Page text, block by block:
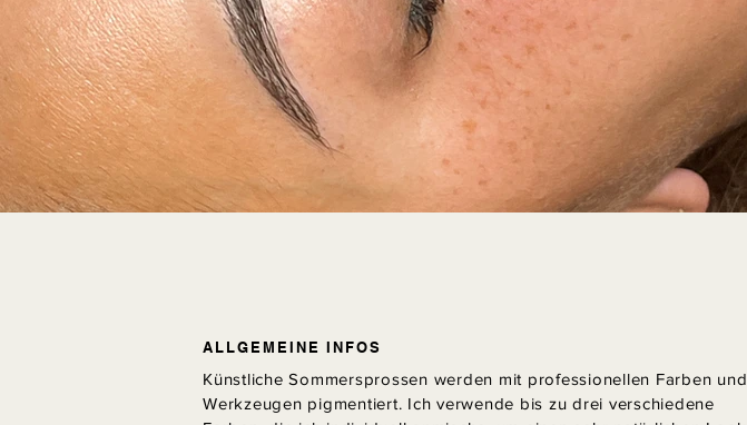
ALLGEMEINE INFOS
Künstliche Sommersprossen werden mit professionellen Farben und
Werkzeugen pigmentiert. Ich verwende bis zu drei verschiedene